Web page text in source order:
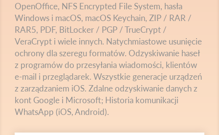
OpenOffice, NFS Encrypted File System, hasła
Windows i macOS, macOS Keychain, ZIP / RAR /
RAR5, PDF, BitLocker / PGP / TrueCrypt /
VeraCrypt i wiele innych. Natychmiastowe usunięcie
ochrony dla szeregu formatów. Odzyskiwanie haseł
z programów do przesyłania wiadomości, klientów
e-mail i przeglądarek. Wszystkie generacje urządzeń
z zarządzaniem iOS. Zdalne odzyskiwanie danych z
kont Google i Microsoft; Historia komunikacji
WhatsApp (iOS, Android).